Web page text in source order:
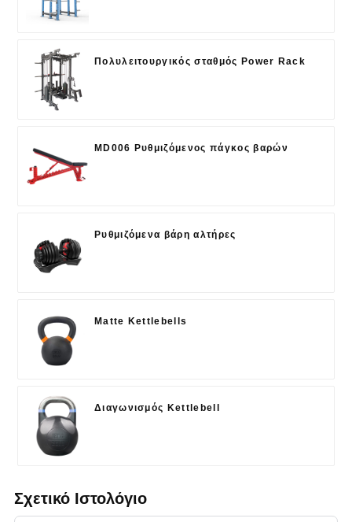
Πολυλειτουργικός σταθμός Power Rack
MD006 Ρυθμιζόμενος πάγκος βαρών
Ρυθμιζόμενα βάρη αλτήρες
Matte Kettlebells
Διαγωνισμός Kettlebell
Σχετικό Ιστολόγιο